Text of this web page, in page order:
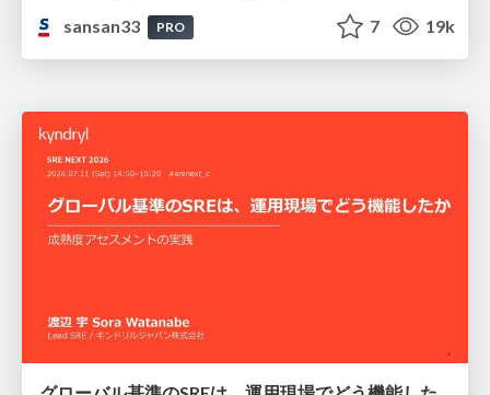
sansan33
PRO 7 19k